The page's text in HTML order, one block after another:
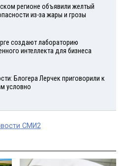
регионе объявили желтый
из-за жары и грозы
создают лабораторию
интеллекта для бизнеса
Блогера Лерчек приговорили к
условно
СМИ2